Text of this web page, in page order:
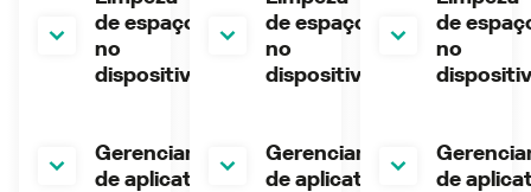
de espaço
no
dispositivo
de espaço
no
dispositivo
de
no
Gerenciamento
de aplicativos
Gerenciamento
de aplicativos
de